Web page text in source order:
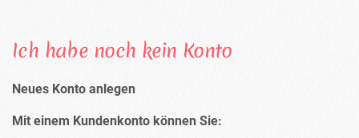
Ich habe noch kein Konto
Neues Konto anlegen
Mit einem Kundenkonto können Sie: